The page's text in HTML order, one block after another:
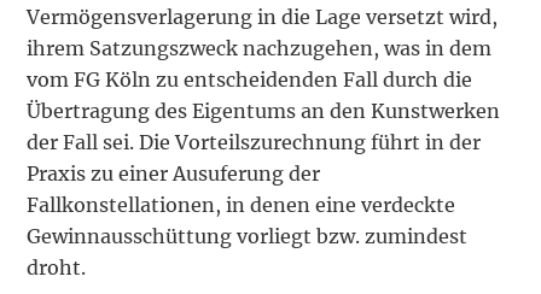
Vermögensverlagerung in die Lage versetzt wird,
ihrem Satzungszweck nachzugehen, was in dem
vom FG Köln zu entscheidenden Fall durch die
Übertragung des Eigentums an den Kunstwerken
der Fall sei. Die Vorteilszurechnung führt in der
Praxis zu einer Ausuferung der
Fallkonstellationen, in denen eine verdeckte
Gewinnausschüttung vorliegt bzw. zumindest
droht.